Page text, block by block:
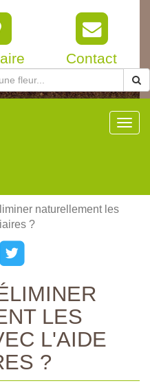
Contact
naturellement les
?
LES
L'AIDE
?